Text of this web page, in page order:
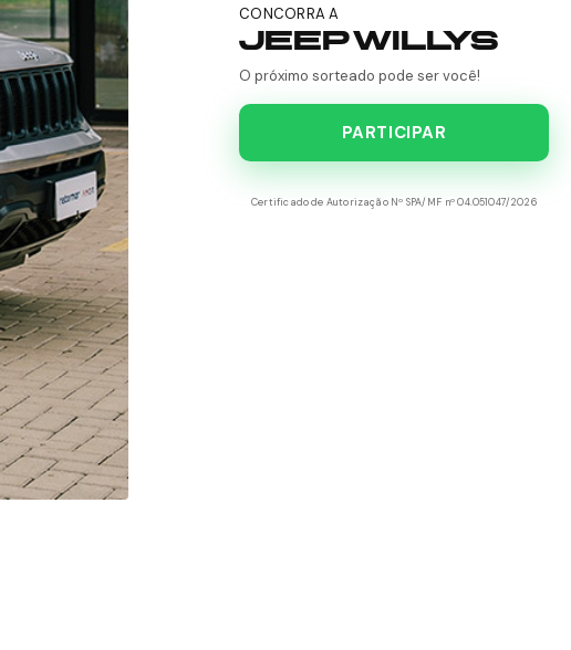
CONCORRA A
JEEP WILLYS
O próximo sorteado pode ser você!
PARTICIPAR
Certificado de Autorização Nº SPA/MF nº 04.051047/2026